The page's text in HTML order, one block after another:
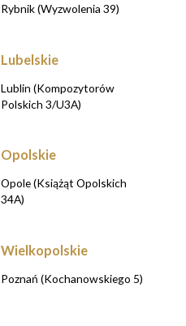
Rybnik (Wyzwolenia 39)
Lubelskie
Lublin (Kompozytorów
Polskich 3/U3A)
Opolskie
Opole (Książąt Opolskich
34A)
Wielkopolskie
Poznań (Kochanowskiego 5)